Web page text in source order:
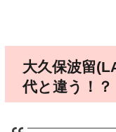
大久保波留
代と違う！？